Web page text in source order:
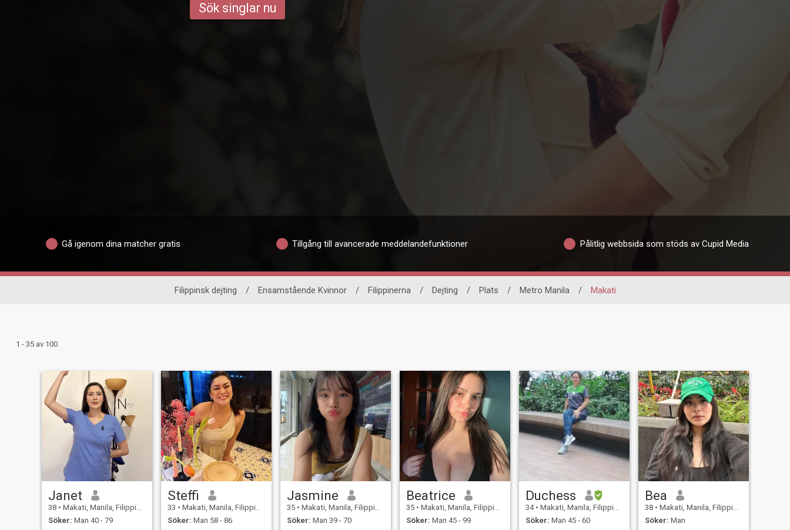
Sök singlar nu
Gå igenom dina matcher gratis Tillgång till avancerade meddelandefunktioner Pålitlig webbsida som stöds av Cupid Media
Filippinsk dejting / Ensamstående Kvinnor / Filippinerna / Dejting / Plats / Metro Manila / Makati
1 - 35 av 100
Janet
38 • Makati, Manila, Filippinerna
Söker: Man 40 - 79
Steffi
33 • Makati, Manila, Filippinerna
Söker: Man 58 - 86
Jasmine
35 • Makati, Manila, Filippinerna
Söker: Man 39 - 70
Beatrice
35 • Makati, Manila, Filippinerna
Söker: Man 45 - 99
Duchess
34 • Makati, Manila, Filippinerna
Söker: Man 45 - 60
Bea
38 • Makati, Manila, Filippinerna
Söker: Man